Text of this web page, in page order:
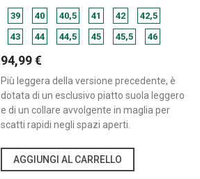
39 40 40,5 41 42
42,5
43
44 44,5 45 45,5 46
94,99 €
Più leggera della versione precedente, è
dotata di un esclusivo piatto suola leggero
e di un collare avvolgente in maglia per
scatti rapidi negli spazi aperti.
AGGIUNGI AL CARRELLO